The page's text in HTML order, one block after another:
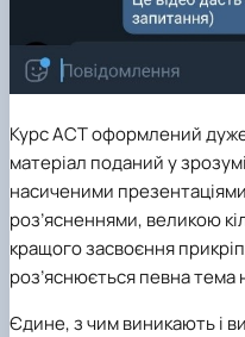
Курс АСТ оформлений
матеріал поданий у
насиченими
роз’ясненнями, великою
кращого засвоєння
роз’яснюється певна
Єдине, з чим виникають і